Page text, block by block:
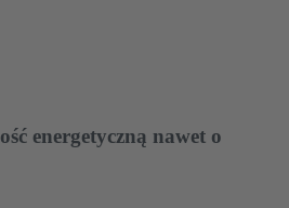
energetyczną nawet o